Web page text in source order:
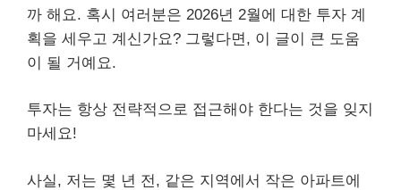
까 해요. 혹시 여러분은 2026년 2월에 대한 투자 계
획을 세우고 계신가요? 그렇다면, 이 글이 큰 도움
이 될 거예요.
투자는 항상 전략적으로 접근해야 한다는 것을 잊지
마세요!
사실, 저는 몇 년 전, 같은 지역에서 작은 아파트에